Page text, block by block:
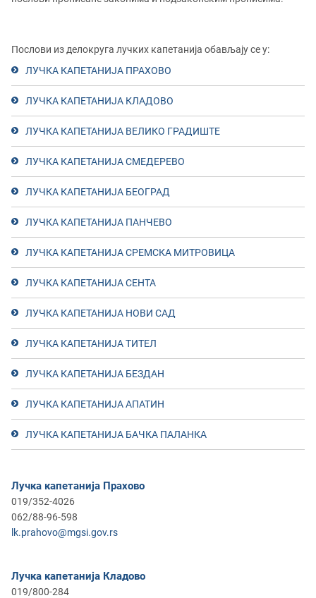
Послови из делокруга лучких капетанија обављају се у:
ЛУЧКА КАПЕТАНИЈА ПРАХОВО
ЛУЧКА КАПЕТАНИЈА КЛАДОВО
ЛУЧКА КАПЕТАНИЈА ВЕЛИКО ГРАДИШТЕ
ЛУЧКА КАПЕТАНИЈА СМЕДЕРЕВО
ЛУЧКА КАПЕТАНИЈА БЕОГРАД
ЛУЧКА КАПЕТАНИЈА ПАНЧЕВО
ЛУЧКА КАПЕТАНИЈА СРЕМСКА МИТРОВИЦА
ЛУЧКА КАПЕТАНИЈА СЕНТА
ЛУЧКА КАПЕТАНИЈА НОВИ САД
ЛУЧКА КАПЕТАНИЈА ТИТЕЛ
ЛУЧКА КАПЕТАНИЈА БЕЗДАН
ЛУЧКА КАПЕТАНИЈА АПАТИН
ЛУЧКА КАПЕТАНИЈА БАЧКА ПАЛАНКА
Лучка капетанија Прахово
019/352-4026
062/88-96-598
lk.prahovo@mgsi.gov.rs
Лучка капетанија Кладово
019/800-284